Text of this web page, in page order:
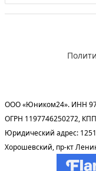
ООО «Юником24». ИНН
ОГРН 1197746250272,
Юридический адрес:
Хорошевский, пр-кт